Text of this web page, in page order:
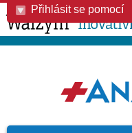
Přihlásit se pomocí